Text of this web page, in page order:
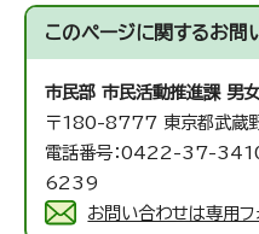
このページに関するお問
市民部 市民活動推進課男女
〒180-8777 東京都武蔵
電話番号：0422-37-
6239
お問い合わせは専用フ